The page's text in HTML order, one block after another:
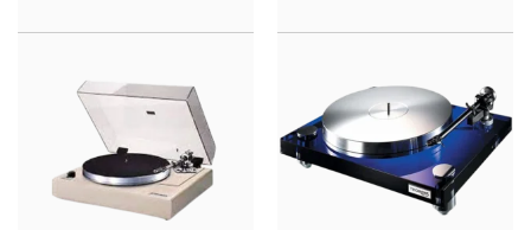
Reference 看起來像任何一種質量驅動器，其中只是將一個
沉重的盤子放在一個更重的框架上，而平滑度完全由質量產
生。但是 Reference 不同，設計更加智能。簡單地說，它有
一個子底盤，盤片僅重 6 公斤，使其獨一無二。該模型是根
據要求以 100 件的官方版本製作的，客戶可以選擇單獨的顏